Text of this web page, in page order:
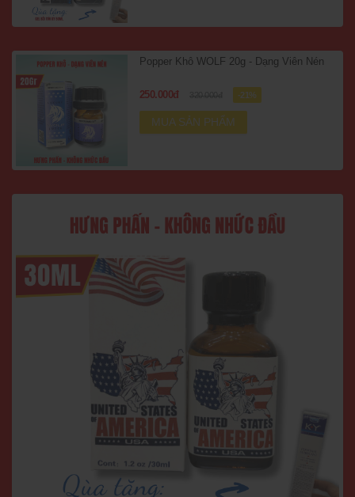
Popper Khô WOLF 20g - Dạng Viên Nén
250.000đ -21%
MUA SẢN PHẨM